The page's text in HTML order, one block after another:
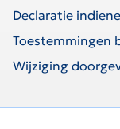
Declaratie
Toestemmingen
Wijziging